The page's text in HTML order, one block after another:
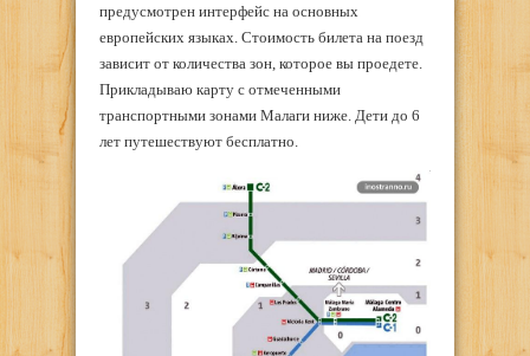
предусмотрен интерфейс на основных
европейских языках. Стоимость билета на поезд
зависит от количества зон, которое вы проедете.
Прикладываю карту с отмеченными
транспортными зонами Малаги ниже. Дети до 6
лет путешествуют бесплатно.